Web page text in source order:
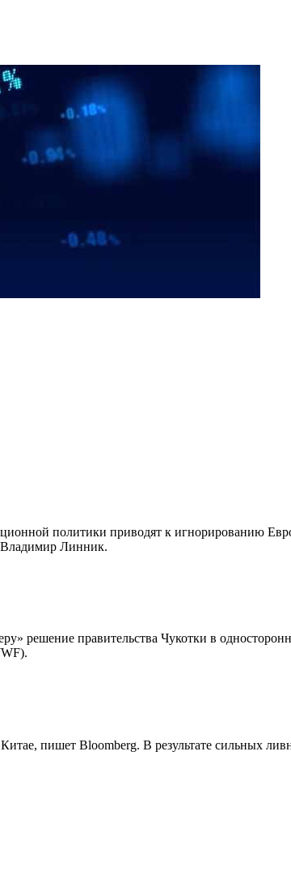
политики приводят к игнорированию
Владимир Линник.
решение правительства Чукотки в
пишет Bloomberg. В результате сильных